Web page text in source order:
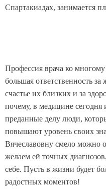
Спартакиадах, занимается
Профессия врача ко
большая ответственность
счастье их близких и за
почему, в медицине сегодня
преданные делу люди,
повышают уровень своих
Вячеславовну смело можно
желаем ей точных
себе. Пусть в жизни будет
радостных моментов!